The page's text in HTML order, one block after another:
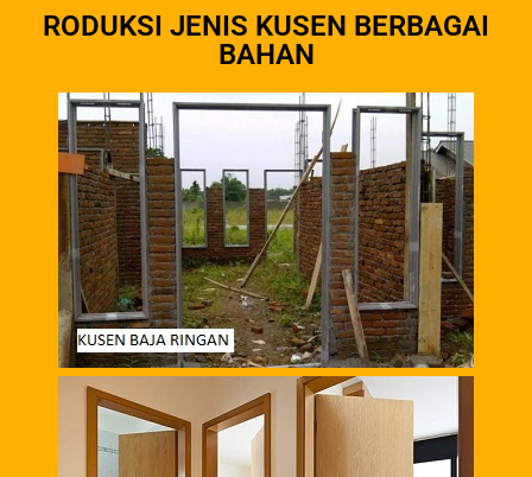
RODUKSI JENIS KUSEN BERBAGAI
BAHAN